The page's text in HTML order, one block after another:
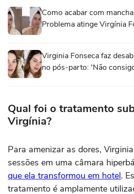
Como acabar com
Problema atinge Virgínia
Virginia Fonseca faz
no pós-parto: 'Não
Qual foi o tratamento
Virgínia?
Para amenizar as dores,
sessões em uma câmara
que ela transformou em hotel.
tratamento é amplamente